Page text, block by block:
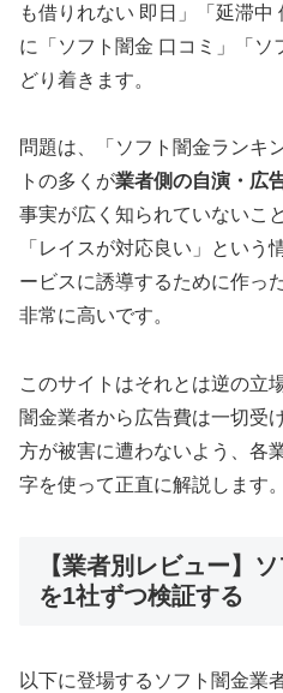
も借りれない 即日」「延滞
に「ソフト闇金 口コミ」「ソ
どり着きます。
問題は、「ソフト闇金ランキ
トの多くが業者側の自演・広
事実が広く知られていないこ
「レイスが対応良い」という
ービスに誘導するために作っ
非常に高いです。
このサイトはそれとは逆の立
闇金業者から広告費は一切受
方が被害に遭わないよう、各
字を使って正直に解説します。
【業者別レビュー】
を1社ずつ検証する
以下に登場するソフト闇金業